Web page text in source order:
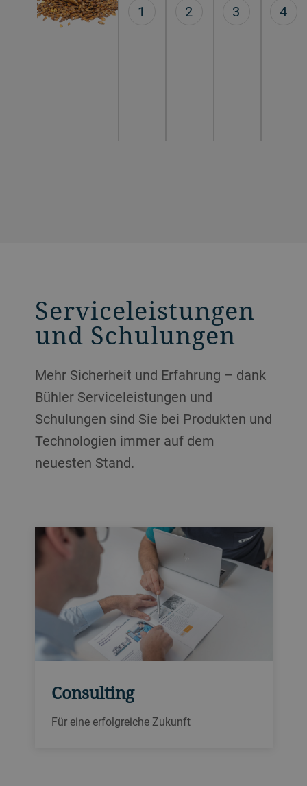
1 2 3 4
Serviceleistungen
und Schulungen
Mehr Sicherheit und Erfahrung – dank
Bühler Serviceleistungen und
Schulungen sind Sie bei Produkten und
Technologien immer auf dem
neuesten Stand.
Consulting
Für eine erfolgreiche Zukunft